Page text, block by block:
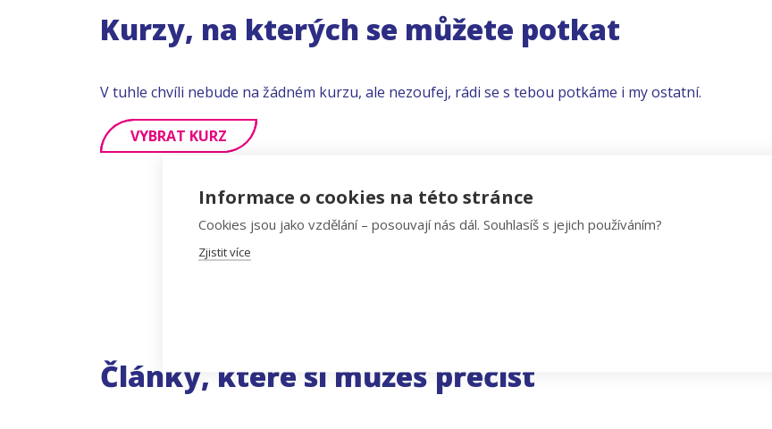
Kurzy, na kterých se můžete potkat
V tuhle chvíli nebude na žádném kurzu, ale nezoufej, rádi se s tebou potkáme i my ostatní.
VYBRAT KURZ
Články, které si můžeš přečíst
Informace o cookies na této stránce
Cookies jsou jako vzdělání – posouvají nás dál. Souhlasíš s jejich používáním?
Zjistit více